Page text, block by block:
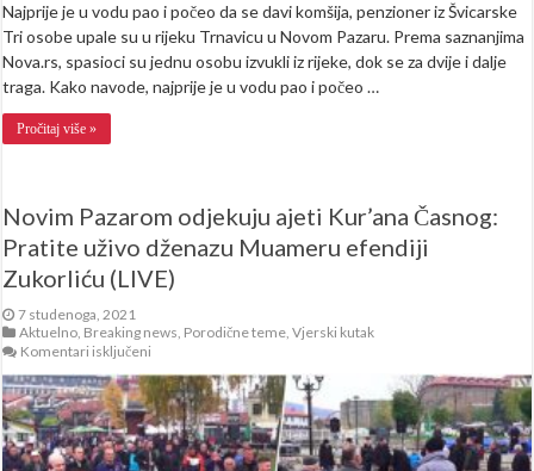
Najprije je u vodu pao i počeo da se davi komšija, penzioner iz Švicarske
Tri osobe upale su u rijeku Trnavicu u Novom Pazaru. Prema saznanjima
Nova.rs, spasioci su jednu osobu izvukli iz rijeke, dok se za dvije i dalje
traga. Kako navode, najprije je u vodu pao i počeo …
Pročitaj više »
Novim Pazarom odjekuju ajeti Kur’ana Časnog:
Pratite uživo dženazu Muameru efendiji
Zukorliću (LIVE)
7 studenoga, 2021
Aktuelno Breaking news Porodične teme ,Vjerski kutak
Komentari isključeni
Pazarom
odjekuju
ajeti
Kur’ana
Časnog: